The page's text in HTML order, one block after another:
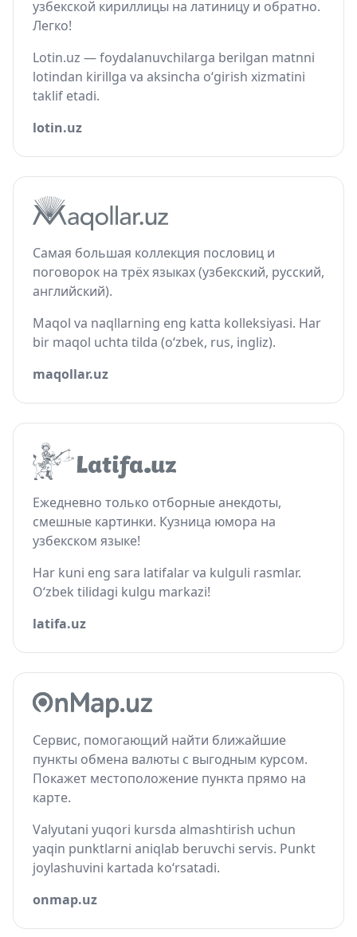
узбекской кириллицы на латиницу и обратно.
Легко!
Lotin.uz — foydalanuvchilarga berilgan matnni
lotindan kirillga va aksincha o‘girish xizmatini
taklif etadi.
lotin.uz
Самая большая коллекция пословиц и
поговорок на трёх языках (узбекский, русский,
английский).
Maqol va naqllarning eng katta kolleksiyasi. Har
bir maqol uchta tilda (o‘zbek, rus, ingliz).
maqollar.uz
Ежедневно только отборные анекдоты,
смешные картинки. Кузница юмора на
узбекском языке!
Har kuni eng sara latifalar va kulguli rasmlar.
O‘zbek tilidagi kulgu markazi!
latifa.uz
Сервис, помогающий найти ближайшие
пункты обмена валюты с выгодным курсом.
Покажет местоположение пункта прямо на
карте.
Valyutani yuqori kursda almashtirish uchun
yaqin punktlarni aniqlab beruvchi servis. Punkt
joylashuvini kartada ko‘rsatadi.
onmap.uz